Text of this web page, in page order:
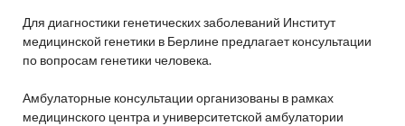
Для диагностики генетических заболеваний Институт
медицинской генетики в Берлине предлагает консультации
по вопросам генетики человека.
Амбулаторные консультации организованы в рамках
медицинского центра и университетской амбулатории